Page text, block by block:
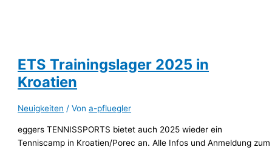
ETS Trainingslager 2025 in
Kroatien
Neuigkeiten / Vona-pfluegler
eggers TENNISSPORTS bietet auch 2025 wieder ein
Tenniscamp in Kroatien/Porec an. Alle Infos und Anmeldung zum